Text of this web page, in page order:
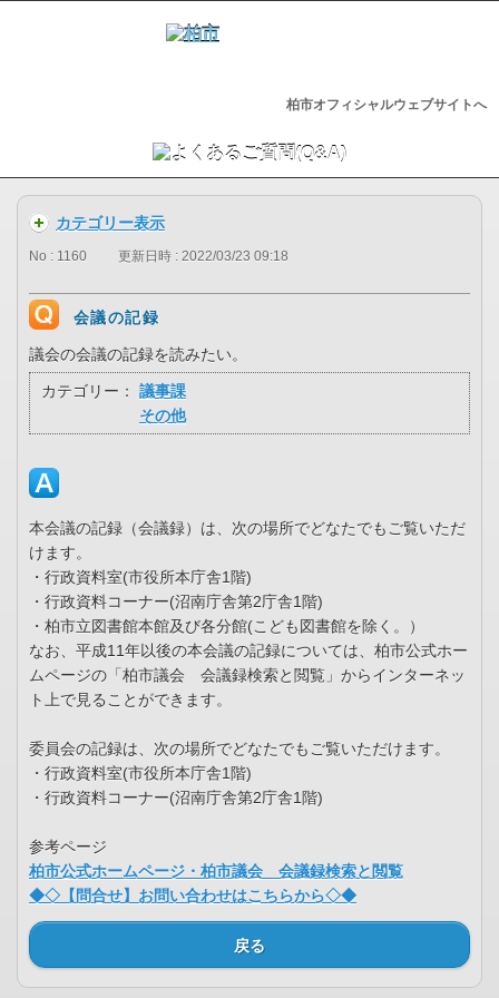
柏市オフィシャルウェブサイトへ
カテゴリー表示
No : 1160 更新日時 : 2022/03/23 09:18
会議の記録
議会の会議の記録を読みたい。
カテゴリー：
議事課
その他
本会議の記録（会議録）は、次の場所でどなたでもご覧いただ
けます。
・行政資料室(市役所本庁舎1階)
・行政資料コーナー(沼南庁舎第2庁舎1階)
・柏市立図書館本館及び各分館(こども図書館を除く。）
なお、平成11年以後の本会議の記録については、柏市公式ホー
ムページの「柏市議会 会議録検索と閲覧」からインターネッ
ト上で見ることができます。
委員会の記録は、次の場所でどなたでもご覧いただけます。
・行政資料室(市役所本庁舎1階)
・行政資料コーナー(沼南庁舎第2庁舎1階)
参考ページ
柏市公式ホームページ・柏市議会 会議録検索と閲覧
◆◇【問合せ】お問い合わせはこちらから◇◆
戻る